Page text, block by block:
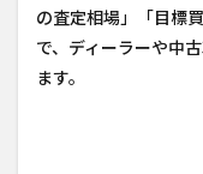
の査定相場」「目標
で、ディーラーや中
ます。